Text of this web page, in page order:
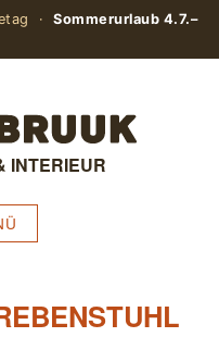
·Sommerurlaub 4.7.–
INTERIEUR